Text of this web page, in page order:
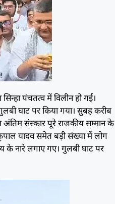
पंचतत्व में विलीन हो गईं।
घाट पर किया गया। सुबह करीब
अंतिम संस्कार पूरे राजकीय सम्मान के
यादव समेत बड़ी संख्या में लोग
के नारे लगाए गए। गुलबी घाट पर